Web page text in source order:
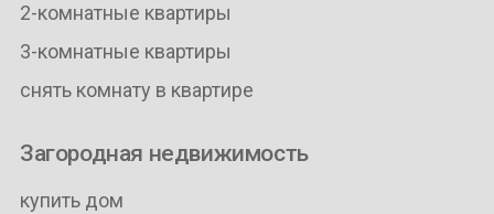
2-комнатные квартиры
3-комнатные квартиры
снять комнату в квартире
Загородная недвижимость
купить дом